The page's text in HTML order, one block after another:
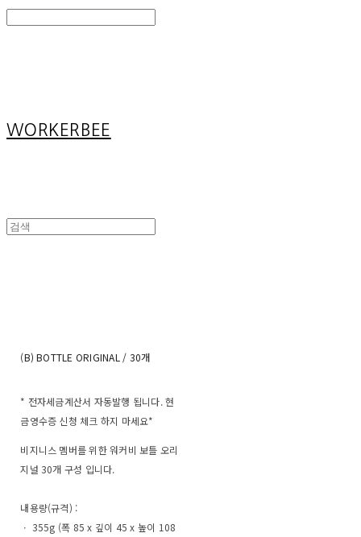
WORKERBEE
(B) BOTTLE ORIGINAL / 30개
* 전자세금계산서 자동발행 됩니다. 현
금영수증 신청 체크 하지 마세요*
비지니스 멤버를 위한 워커비 보틀 오리
지널 30개 구성 입니다.
내용량(규격) :
ㆍ 355g (폭 85 x 깊이 45 x 높이 108